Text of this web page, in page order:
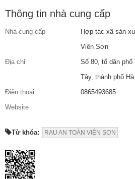
Thông tin nhà cung cấp
Nhà cung cấp
Hợp tác xã sản
Viên Sơn
Địa chỉ
Số 80, tổ dân
Tây, thành phố Hà
Điện thoại
0865493685
Website
Từ khóa: RAU AN TOÀN VIÊN SƠN